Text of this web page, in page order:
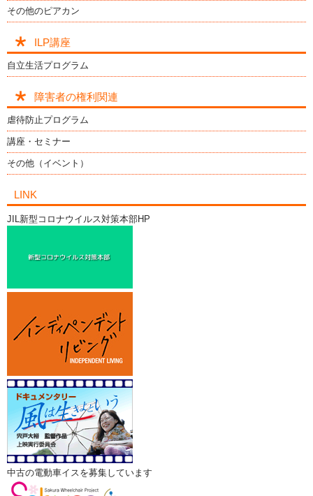
その他のピアカン
ILP講座
自立生活プログラム
障害者の権利関連
虐待防止プログラム
講座・セミナー
その他（イベント）
LINK
JIL新型コロナウイルス対策本部HP
中古の電動車イスを募集しています